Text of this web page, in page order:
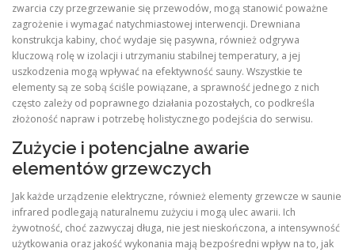
zwarcia czy przegrzewanie się przewodów, mogą stanowić poważne
zagrożenie i wymagać natychmiastowej interwencji. Drewniana
konstrukcja kabiny, choć wydaje się pasywna, również odgrywa
kluczową rolę w izolacji i utrzymaniu stabilnej temperatury, a jej
uszkodzenia mogą wpływać na efektywność sauny. Wszystkie te
elementy są ze sobą ściśle powiązane, a sprawność jednego z nich
często zależy od poprawnego działania pozostałych, co podkreśla
złożoność napraw i potrzebę holistycznego podejścia do serwisu.
Zużycie i potencjalne awarie
elementów grzewczych
Jak każde urządzenie elektryczne, również elementy grzewcze w saunie
infrared podlegają naturalnemu zużyciu i mogą ulec awarii. Ich
żywotność, choć zazwyczaj długa, nie jest nieskończona, a intensywność
użytkowania oraz jakość wykonania mają bezpośredni wpływ na to, jak